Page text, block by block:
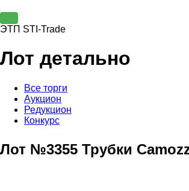
ЭТП STI-Trade
Лот детально
Все торги
Аукцион
Редукцион
Конкурс
Лот №3355 Трубки